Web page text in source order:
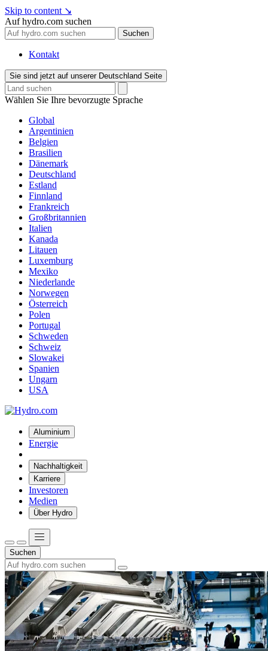
Skip to content ↘
Auf hydro.com suchen
Suchen
Kontakt
Sie sind jetzt auf unserer Deutschland Seite
Wählen Sie Ihre bevorzugte Sprache
Global
Argentinien
Belgien
Brasilien
Dänemark
Deutschland
Estland
Finnland
Frankreich
Großbritannien
Italien
Kanada
Litauen
Luxemburg
Mexiko
Niederlande
Norwegen
Österreich
Polen
Portugal
Schweden
Schweiz
Slowakei
Spanien
Ungarn
USA
Aluminium
Energie
Nachhaltigkeit
Karriere
Investoren
Medien
Über Hydro
Suchen